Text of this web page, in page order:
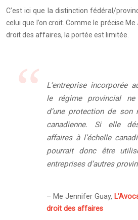
C’est ici que la distinction fédéral/
celui que l’on croit. Comme le précise
droit des affaires, la portée est limitée.
L’entreprise incorporée
le régime provincial
d’une protection de son
canadienne. Si elle
affaires à l’échelle
pourrait donc être
entreprises d’autres
– Me Jennifer Guay,
droit des affaires